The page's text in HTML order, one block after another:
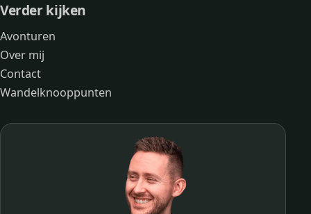
Verder kijken
Avonturen
Over mij
Contact
Wandelknooppunten